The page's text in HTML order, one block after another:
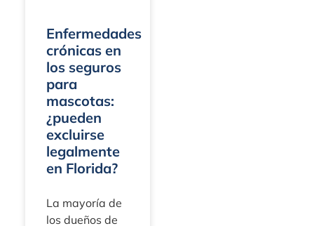
Enfermedades
crónicas en
los seguros
para
mascotas:
¿pueden
excluirse
legalmente
en Florida?
La mayoría de
los dueños de